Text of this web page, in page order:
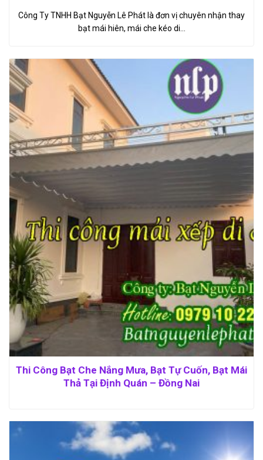
Công Ty TNHH Bạt Nguyễn Lê Phát là đơn vị chuyên nhận thay
bạt mái hiên, mái che kéo di…
Thi Công Bạt Che Nắng Mưa, Bạt Tự Cuốn, Bạt Mái
Thả Tại Định Quán – Đồng Nai